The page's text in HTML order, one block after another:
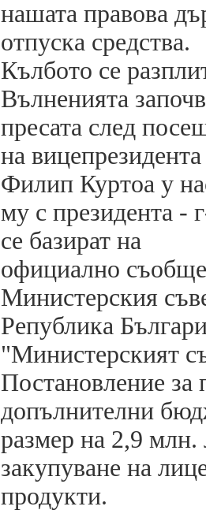
нашата правова
отпуска средства.
Кълбото се
Вълненията
пресата след
на
Филип Куртоа у
му с президента -
се базират на
официално
Министерския
Република
"Министерският
Постановление за
допълнителни
размер на 2,9 млн.
закупуване на
продукти.